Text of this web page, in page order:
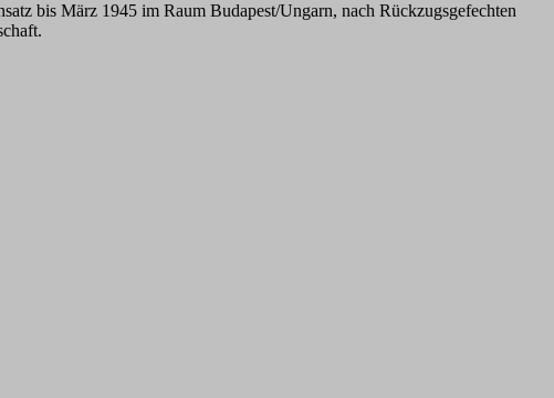
bis März 1945 im Raum Budapest/Ungarn, nach Rückzugsgefechten